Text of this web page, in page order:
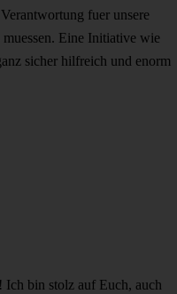
fuer unsere
Eine Initiative wie
sicher hilfreich und enorm
Ich bin stolz auf Euch, auch